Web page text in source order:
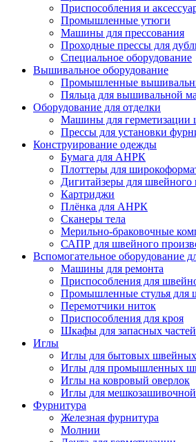
Приспособления и
Промышленные утюги
Машины для прессования
Проходные прессы для
Специальное оборудование
Вышивальное оборудование
Промышленные
Пяльца для вышивальной
Оборудование для отделки
Машины для герметизации
Прессы для установки
Конструирование одежды
Бумага для АНРК
Плоттеры для
Дигитайзеры для швейного
Картриджи
Плёнка для АНРК
Сканеры тела
Мерильно-браковочные
САПР для швейного
Вспомогательное оборудование
Машины для ремонта
Приспособления для
Промышленные стулья для
Перемотчики ниток
Приспособления для кроя
Шкафы для запасных частей
Иглы
Иглы для бытовых
Иглы для промышленных
Иглы на ковровый оверлок
Иглы для
Фурнитура
Железная фурнитура
Молнии